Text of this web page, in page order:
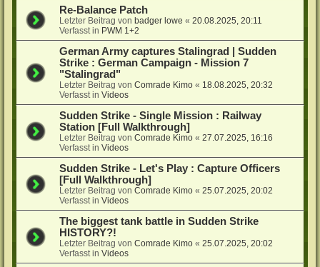
Re-Balance Patch
Letzter Beitrag vonbadger lowe «20.08.2025, 20:11
Verfasst in PWM 1+2
German Army captures Stalingrad | Sudden
Strike : German Campaign - Mission 7
"Stalingrad"
Letzter Beitrag vonComrade Kimo « 18.08.2025, 20:32
Verfasst inVideos
Sudden Strike - Single Mission : Railway
Station [Full Walkthrough]
Letzter Beitrag vonComrade Kimo «27.07.2025, 16:16
Verfasst inVideos
Sudden Strike - Let's Play : Capture Officers
[Full Walkthrough]
Letzter Beitrag vonComrade Kimo «25.07.2025, 20:02
Verfasst inVideos
The biggest tank battle in Sudden Strike
HISTORY?!
Letzter Beitrag vonComrade Kimo «25.07.2025, 20:02
Verfasst inVideos